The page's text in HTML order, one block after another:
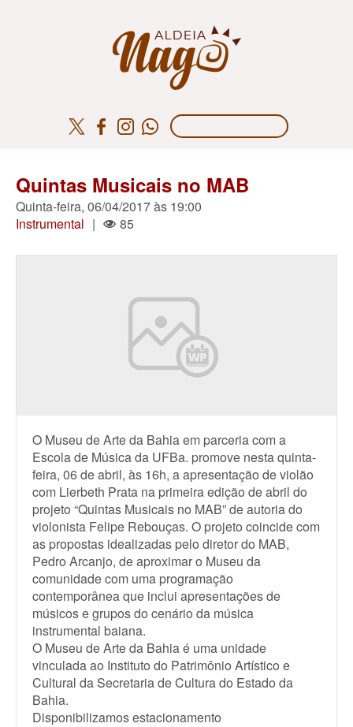
Quintas Musicais no MAB
Quinta-feira, 06/04/2017 às 19:00
Instrumental | 85
O Museu de Arte da Bahia em parceria com a
Escola de Música da UFBa. promove nesta quinta-
feira, 06 de abril, às 16h, a apresentação de violão
com Lierbeth Prata na primeira edição de abril do
projeto “Quintas Musicais no MAB” de autoria do
violonista Felipe Rebouças. O projeto coincide com
as propostas idealizadas pelo diretor do MAB,
Pedro Arcanjo, de aproximar o Museu da
comunidade com uma programação
contemporânea que inclui apresentações de
músicos e grupos do cenário da música
instrumental baiana.
O Museu de Arte da Bahia é uma unidade
vinculada ao Instituto do Patrimônio Artístico e
Cultural da Secretaria de Cultura do Estado da
Bahia.
Disponibilizamos estacionamento